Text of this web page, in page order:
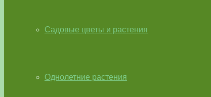
Садовые цветы и растения
Однолетние растения